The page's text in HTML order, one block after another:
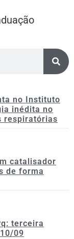
no Instituto
inédita no
respiratórias
catalisador
de forma
terceira
09